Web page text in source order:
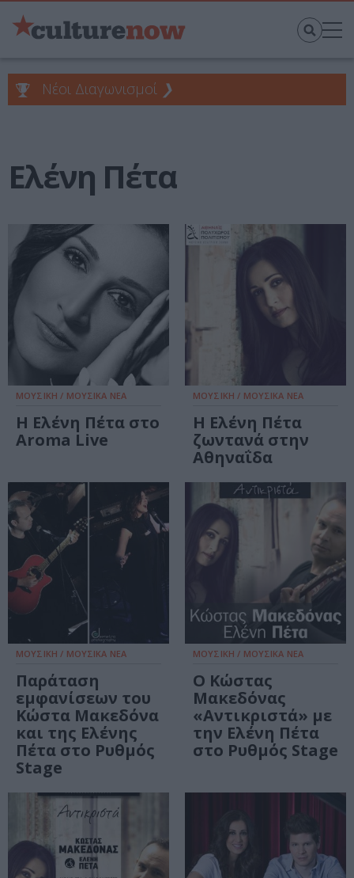
Νέοι Διαγωνισμοί ❯
Ελένη Πέτα
ΜΟΥΣΙΚΗ / ΜΟΥΣΙΚΑ ΝΕΑ
Η Ελένη Πέτα στο
Aroma Live
ΜΟΥΣΙΚΗ / ΜΟΥΣΙΚΑ ΝΕΑ
Η Ελένη Πέτα
ζωντανά στην
Αθηναΐδα
ΜΟΥΣΙΚΗ / ΜΟΥΣΙΚΑ ΝΕΑ
Παράταση
εμφανίσεων του
Κώστα Μακεδόνα
και της Ελένης
Πέτα στο Ρυθμός
Stage
ΜΟΥΣΙΚΗ / ΜΟΥΣΙΚΑ ΝΕΑ
Ο Κώστας
Μακεδόνας
«Αντικριστά» με
την Ελένη Πέτα
στο Ρυθμός Stage